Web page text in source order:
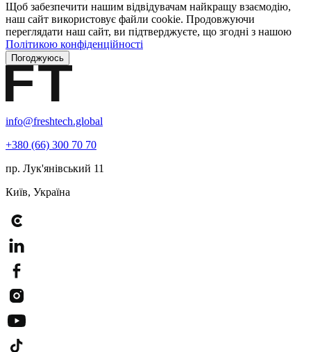
Щоб забезпечити нашим відвідувачам найкращу взаємодію,
наш сайт використовує файли cookie. Продовжуючи
переглядати наш сайт, ви підтверджуєте, що згодні з нашою
Політикою конфіденційності
Погоджуюсь
info@freshtech.global
+380 (66) 300 70 70
пр. Лук'янівський 11
Київ, Україна